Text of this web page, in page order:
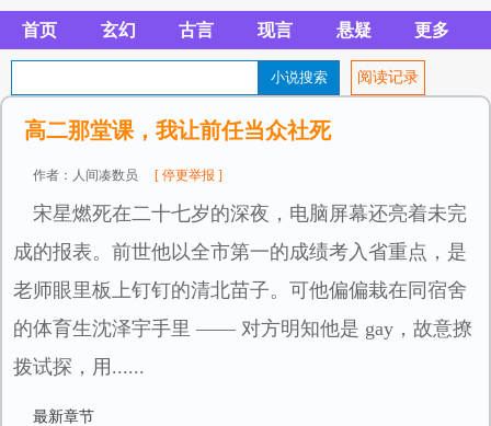
首页 玄幻 古言 现言 悬疑 更多
阅读记录
高二那堂课，我让前任当众社死
作者：人间凑数员 [ 停更举报 ]
宋星燃死在二十七岁的深夜，电脑屏幕还亮着未完
成的报表。前世他以全市第一的成绩考入省重点，是
老师眼里板上钉钉的清北苗子。可他偏偏栽在同宿舍
的体育生沈泽宇手里 —— 对方明知他是 gay，故意撩
拨试探，用......
最新章节